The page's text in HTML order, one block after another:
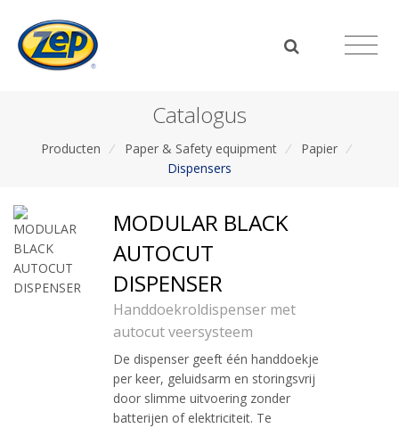
Catalogus
Producten / Paper & Safety equipment / Papier /
Dispensers
MODULAR BLACK
AUTOCUT
DISPENSER
Handdoekroldispenser met
autocut veersysteem
De dispenser geeft één handdoekje
per keer, geluidsarm en storingsvrij
door slimme uitvoering zonder
batterijen of elektriciteit. Te